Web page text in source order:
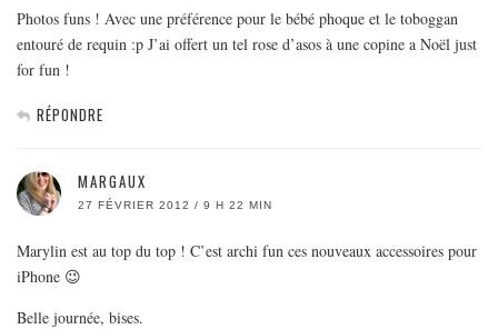
Photos funs ! Avec une préférence pour le bébé phoque et le toboggan
entouré de requin :p J’ai offert un tel rose d’asos à une copine a Noël just
for fun !
RÉPONDRE
MARGAUX
27 FÉVRIER 2012 / 9 H 22 MIN
Marylin est au top du top ! C’est archi fun ces nouveaux accessoires pour
iPhone 😉
Belle journée, bises.